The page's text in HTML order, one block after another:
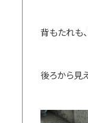
背もたれも
後ろから見